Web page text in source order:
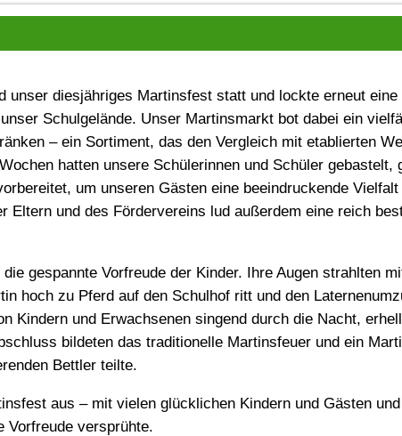
unser diesjähriges Martinsfest statt und lockte erneut eine
Schulgelände. Unser Martinsmarkt bot dabei ein
– ein Sortiment, das den Vergleich mit etablierten
hatten unsere Schülerinnen und Schüler gebastelt,
um unseren Gästen eine beeindruckende
Eltern und des Fördervereins lud außerdem eine reich
gespannte Vorfreude der Kinder. Ihre Augen strahlten
hoch zu Pferd auf den Schulhof ritt und den
Kindern und Erwachsenen singend durch die Nacht,
bildeten das traditionelle Martinsfeuer und ein
Bettler teilte.
aus – mit vielen glücklichen Kindern und Gästen
Vorfreude versprühte.